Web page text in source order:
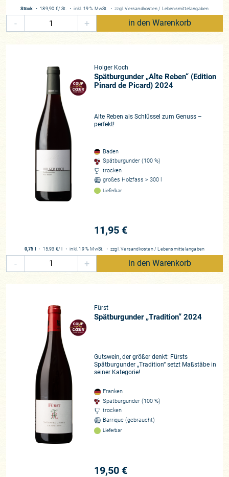
Stück ・189,90 €/ St.・inkl. 19 % MwSt. ・zzgl.Versandkosten / Lebensmittelangaben
- + in den Warenkorb
Holger Koch
Spätburgunder „Alte Reben“ (Edition
Pinard de Picard) 2024
Alte Reben als Schlüssel zum Genuss –
perfekt!
Baden
Spätburgunder (100 %)
trocken
großes Holzfass > 300 l
Lieferbar
11,95 €
0,75 l ・ 15,93 €/ l ・inkl. 19 % MwSt. ・ zzgl.Versandkosten / Lebensmittelangaben
- + in den Warenkorb
Fürst
Spätburgunder „Tradition“ 2024
Gutswein, der größer denkt: Fürsts
Spätburgunder „Tradition“ setzt Maßstäbe in
seiner Kategorie!
Franken
Spätburgunder (100 %)
trocken
Barrique (gebraucht)
Lieferbar
19,50 €